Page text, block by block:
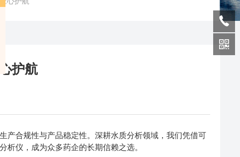
护航
产合规性与产品稳定性。深耕水质分析领域，我们凭借可
析仪，成为众多药企的长期信赖之选。